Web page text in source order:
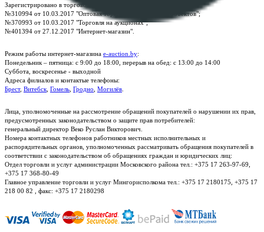
Зарегистрировано в торговом реестре Республики Беларусь:
№310994 от 10.03.2017 "Оптовая торговля без торговых объектов";
№370993 от 10.03.2017 "Торговля на аукционах";
№401394 от 27.12.2017 "Интернет-магазин".
Режим работы интернет-магазина e-auction.by:
Понедельник – пятница: с 9:00 до 18:00, перерыв на обед: с 13:00 до 14:00
Суббота, воскресенье - выходной
Адреса филиалов и контактые телефоны:
Брест, Витебск Гомель Гродно Могилёв
Лица, уполномоченные на рассмотрение обращений покупателей о нарушении их прав,
предусмотренных законодательством о защите прав потребителей:
генеральный директор Веко Руслан Викторович.
Номера контактных телефонов работников местных исполнительных и
распорядительных органов, уполномоченных рассматривать обращения покупателей в
соответствии с законодательством об обращениях граждан и юридических лиц:
Отдел торговли и услуг администрации Московского района тел.: +375 17 263-97-69,
+375 17 368-80-49
Главное управление торговли и услуг Мингорисполкома тел.: +375 17 2180175, +375 17
218 00 82 , факс: +375 17 2180298